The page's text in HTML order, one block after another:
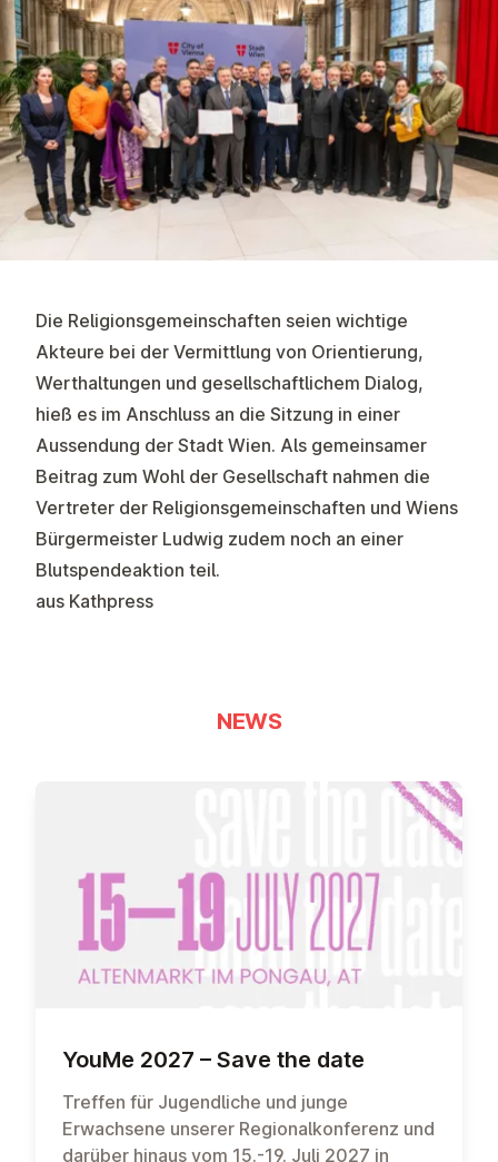
Die Religionsgemeinschaften seien wichtige
Akteure bei der Vermittlung von Orientierung,
Werthaltungen und gesellschaftlichem Dialog,
hieß es im Anschluss an die Sitzung in einer
Aussendung der Stadt Wien. Als gemeinsamer
Beitrag zum Wohl der Gesellschaft nahmen die
Vertreter der Religionsgemeinschaften und Wiens
Bürgermeister Ludwig zudem noch an einer
Blutspendeaktion teil.
aus Kathpress
NEWS
YouMe 2027 – Save the date
Treffen für Jugendliche und junge
Erwachsene unserer Regionalkonferenz und
darüber hinaus vom 15.-19. Juli 2027 in